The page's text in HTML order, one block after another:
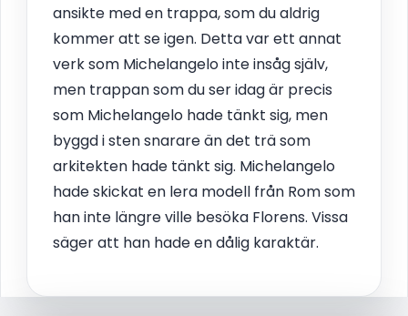
ansikte med en trappa, som du aldrig
kommer att se igen. Detta var ett annat
verk som Michelangelo inte insåg själv,
men trappan som du ser idag är precis
som Michelangelo hade tänkt sig, men
byggd i sten snarare än det trä som
arkitekten hade tänkt sig. Michelangelo
hade skickat en lera modell från Rom som
han inte längre ville besöka Florens. Vissa
säger att han hade en dålig karaktär.